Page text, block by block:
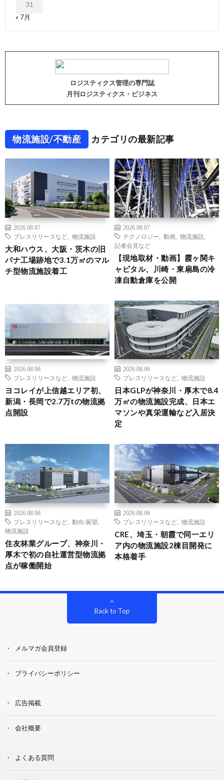
31
« 7月
ロジスティクス管理の専門誌
月刊ロジスティクス・ビジネス
物流施設/不動産 カテゴリの最新記事
2026.08.07
プレスリリースなど
物流施設
大和ハウス、大阪・茨木の旧
パナ工場跡地で3.1万㎡のマル
チ型物流施設着工
2026.08.07
テクノロジー
動画 物流施設
記者会見など
【現地取材・動画】霞ヶ関キ
ャピタル、川崎・東扇島の冷
凍自動倉庫を公開
2026.08.06
プレスリリースなど
物流施設
ヨコレイが上信越エリア初、
新潟・長岡で2.7万tの物流拠
点開設
2026.08.06
プレスリリースなど
物流施設
日本GLPが神奈川・厚木で8.4
万㎡の物流施設完成、日本エ
マソンや真栄運輸など入居決
定
2026.08.06
プレスリリースなど
動向/展望
物流施設
住友林業グループ、神奈川・
厚木で初の自社運営型物流拠
点が稼働開始
2026.08.06
プレスリリースなど
物流施設
CRE、埼玉・朝霞で同一エリ
ア内の物流施設2棟目開発に
本格着手
Back to Top
メルマガ会員登録
プライバシーポリシー
広告掲載
会社概要
よくある質問